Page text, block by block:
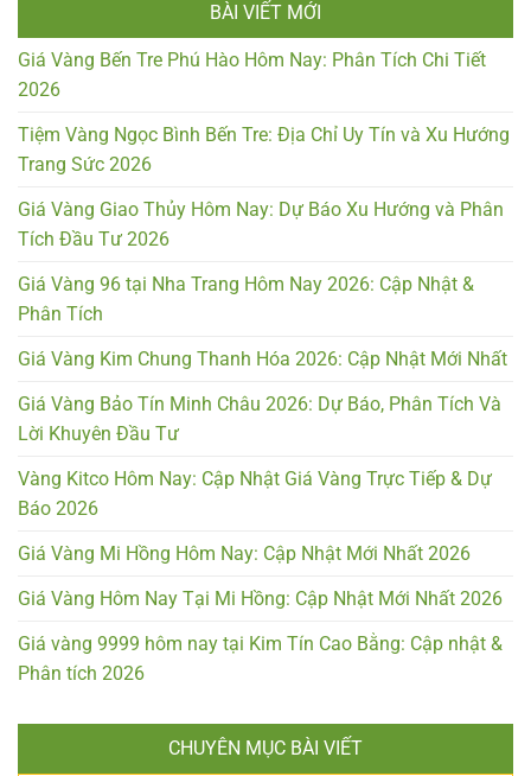
BÀI VIẾT MỚI
Giá Vàng Bến Tre Phú Hào Hôm Nay: Phân Tích Chi Tiết
2026
Tiệm Vàng Ngọc Bình Bến Tre: Địa Chỉ Uy Tín và Xu Hướng
Trang Sức 2026
Giá Vàng Giao Thủy Hôm Nay: Dự Báo Xu Hướng và Phân
Tích Đầu Tư 2026
Giá Vàng 96 tại Nha Trang Hôm Nay 2026: Cập Nhật &
Phân Tích
Giá Vàng Kim Chung Thanh Hóa 2026: Cập Nhật Mới Nhất
Giá Vàng Bảo Tín Minh Châu 2026: Dự Báo, Phân Tích Và
Lời Khuyên Đầu Tư
Vàng Kitco Hôm Nay: Cập Nhật Giá Vàng Trực Tiếp & Dự
Báo 2026
Giá Vàng Mi Hồng Hôm Nay: Cập Nhật Mới Nhất 2026
Giá Vàng Hôm Nay Tại Mi Hồng: Cập Nhật Mới Nhất 2026
Giá vàng 9999 hôm nay tại Kim Tín Cao Bằng: Cập nhật &
Phân tích 2026
CHUYÊN MỤC BÀI VIẾT